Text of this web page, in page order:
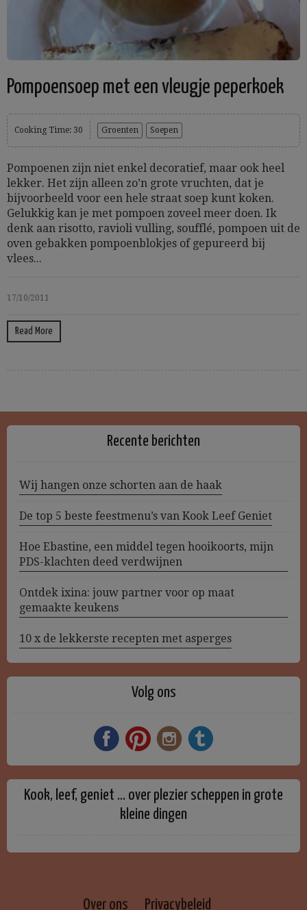
Pompoensoep met een vleugje peperkoek
Cooking Time: 30 Groenten Soepen
Pompoenen zijn niet enkel decoratief, maar ook heel
lekker. Het zijn alleen zo’n grote vruchten, dat je
bijvoorbeeld voor een hele straat soep kunt koken.
Gelukkig kan je met pompoen zoveel meer doen. Ik
denk aan risotto, ravioli vulling, soufflé, pompoen uit de
oven gebakken pompoenblokjes of gepureerd bij
vlees...
17/10/2011
Read More
Recente berichten
Wij hangen onze schorten aan de haak
De top 5 beste feestmenu’s van Kook Leef Geniet
Hoe Ebastine, een middel tegen hooikoorts, mijn
PDS-klachten deed verdwijnen
Ontdek ixina: jouw partner voor op maat
gemaakte keukens
10 x de lekkerste recepten met asperges
Volg ons
Kook, leef, geniet … over plezier scheppen in grote
kleine dingen
Over ons Privacybeleid